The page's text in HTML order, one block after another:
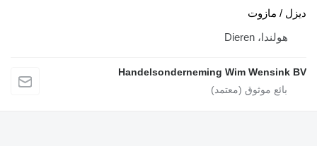
ديزل / مازوت
هولندا، Dieren
Handelsonderneming Wim Wensink BV